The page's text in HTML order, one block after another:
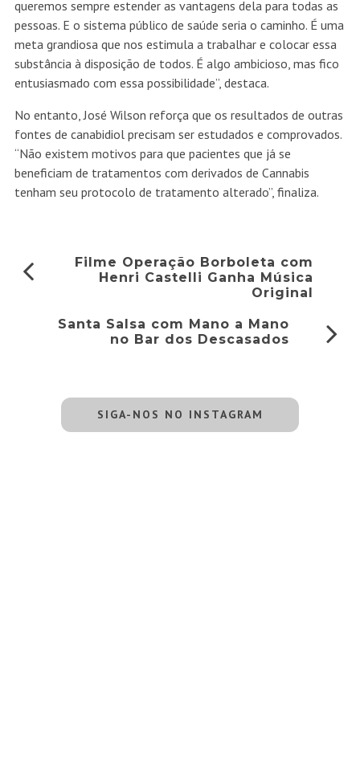
queremos sempre estender as vantagens dela para todas as
pessoas. E o sistema público de saúde seria o caminho. É uma
meta grandiosa que nos estimula a trabalhar e colocar essa
substância à disposição de todos. É algo ambicioso, mas fico
entusiasmado com essa possibilidade”, destaca.
No entanto, José Wilson reforça que os resultados de outras
fontes de canabidiol precisam ser estudados e comprovados.
“Não existem motivos para que pacientes que já se
beneficiam de tratamentos com derivados de Cannabis
tenham seu protocolo de tratamento alterado”, finaliza.
Filme Operação Borboleta com
Henri Castelli Ganha Música
Original
Santa Salsa com Mano a Mano
no Bar dos Descasados
SIGA-NOS NO INSTAGRAM